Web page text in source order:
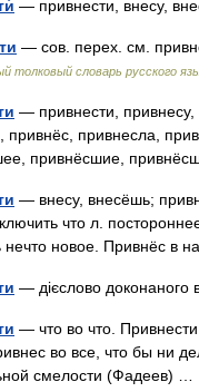
— привнести, внесу,
— сов. перех. см.
толковый словарь русского
— привнести, привнесу,
привнёс, привнесла,
привнёсшие,
— внесу, внесёшь;
что л.
нечто новое. Привнёс в
— дієслово
— что во что.
во все, что бы ни
смелости (Фадеев) …